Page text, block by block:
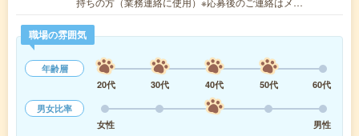
職場の雰囲気
年齢層
20代
30代 40代 50代
60代
男女比率
女性
男性